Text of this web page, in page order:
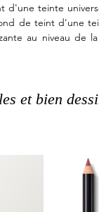
d'une teinte
de teint d'une
au niveau de
et bien